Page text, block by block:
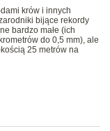
krów i innych
bijące rekordy
bardzo małe (ich
do 0,5 mm), ale
25 metrów na